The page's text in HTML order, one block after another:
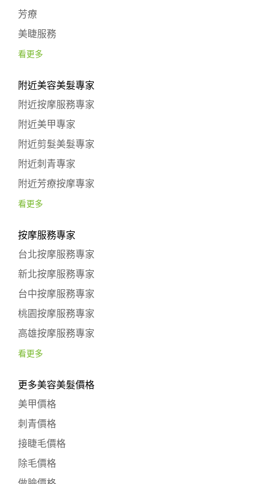
芳療
美睫服務
看更多
附近美容美髮專家
附近按摩服務專家
附近美甲專家
附近剪髮美髮專家
附近刺青專家
附近芳療按摩專家
看更多
按摩服務專家
台北按摩服務專家
新北按摩服務專家
台中按摩服務專家
桃園按摩服務專家
高雄按摩服務專家
看更多
更多美容美髮價格
美甲價格
刺青價格
接睫毛價格
除毛價格